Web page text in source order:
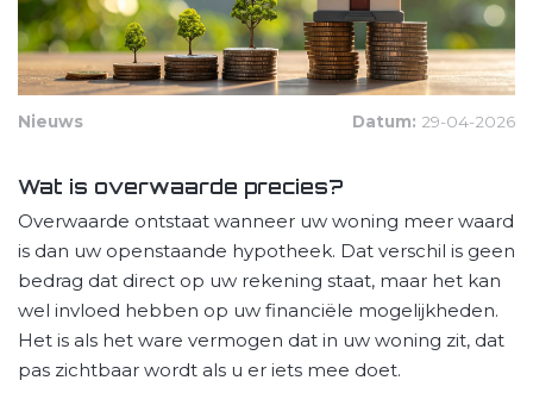
Nieuws Datum: 29-04-2026
Wat is overwaarde precies?
Overwaarde ontstaat wanneer uw woning meer waard
is dan uw openstaande hypotheek. Dat verschil is geen
bedrag dat direct op uw rekening staat, maar het kan
wel invloed hebben op uw financiële mogelijkheden.
Het is als het ware vermogen dat in uw woning zit, dat
pas zichtbaar wordt als u er iets mee doet.